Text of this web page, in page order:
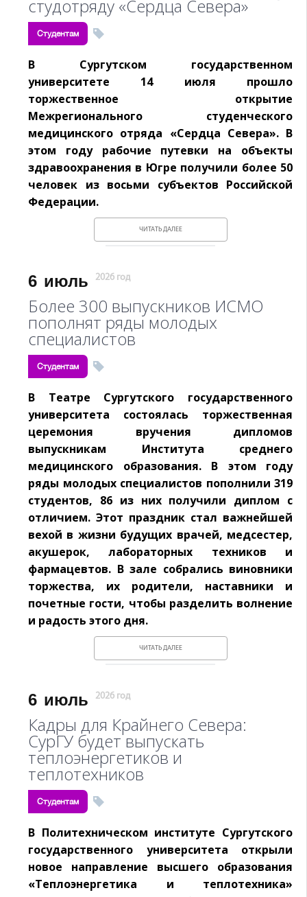
студотряду «Сердца Севера»
Студентам
В Сургутском государственном
университете 14 июля прошло
торжественное открытие
Межрегионального студенческого
медицинского отряда «Сердца Севера». В
этом году рабочие путевки на объекты
здравоохранения в Югре получили более 50
человек из восьми субъектов Российской
Федерации.
ЧИТАТЬ ДАЛЕЕ
6 июль 2026 год
Более 300 выпускников ИСМО
пополнят ряды молодых
специалистов
Студентам
В Театре Сургутского государственного
университета состоялась торжественная
церемония вручения дипломов
выпускникам Института среднего
медицинского образования. В этом году
ряды молодых специалистов пополнили 319
студентов, 86 из них получили диплом с
отличием. Этот праздник стал важнейшей
вехой в жизни будущих врачей, медсестер,
акушерок, лабораторных техников и
фармацевтов. В зале собрались виновники
торжества, их родители, наставники и
почетные гости, чтобы разделить волнение
и радость этого дня.
ЧИТАТЬ ДАЛЕЕ
6 июль 2026 год
Кадры для Крайнего Севера:
СурГУ будет выпускать
теплоэнергетиков и
теплотехников
Студентам
В Политехническом институте Сургутского
государственного университета открыли
новое направление высшего образования
«Теплоэнергетика и теплотехника»